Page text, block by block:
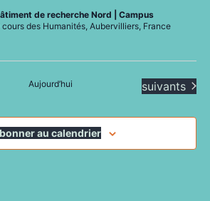
de recherche Nord | Campus
cours des Humanités, Aubervilliers, France
Aujourd’hui Évènements
suivants
au calendrier